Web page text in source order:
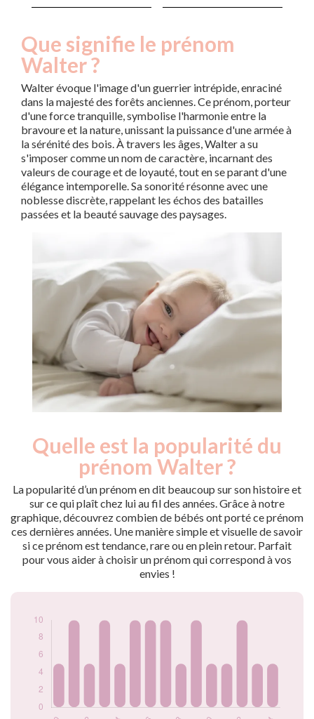
Que signifie le prénom
Walter ?
Walter évoque l'image d'un guerrier intrépide, enraciné
dans la majesté des forêts anciennes. Ce prénom, porteur
d'une force tranquille, symbolise l'harmonie entre la
bravoure et la nature, unissant la puissance d'une armée à
la sérénité des bois. À travers les âges, Walter a su
s'imposer comme un nom de caractère, incarnant des
valeurs de courage et de loyauté, tout en se parant d'une
élégance intemporelle. Sa sonorité résonne avec une
noblesse discrète, rappelant les échos des batailles
passées et la beauté sauvage des paysages.
Quelle est la popularité du
prénom Walter ?
La popularité d’un prénom en dit beaucoup sur son histoire et
sur ce qui plaît chez lui au fil des années. Grâce à notre
graphique, découvrez combien de bébés ont porté ce prénom
ces dernières années. Une manière simple et visuelle de savoir
si ce prénom est tendance, rare ou en plein retour. Parfait
pour vous aider à choisir un prénom qui correspond à vos
envies !
Année
Nouveaux-
nés
2010
5
2011
10
2012
5
2013
10
2014
5
2015
10
2019